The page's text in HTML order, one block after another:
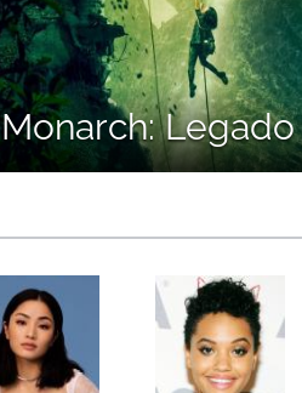
Monarch: Legado